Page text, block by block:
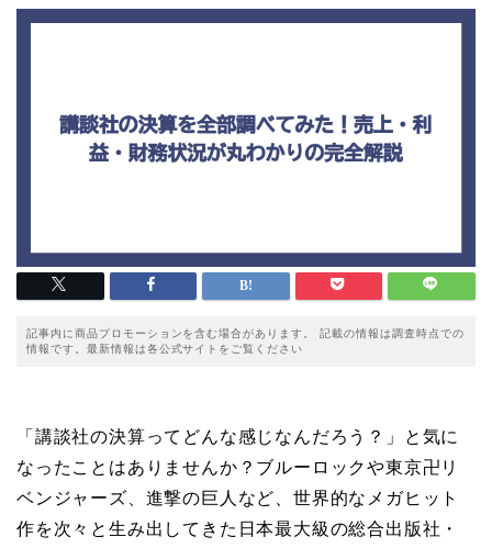
記事内に商品プロモーションを含む場合があります。 記載の情報は調査時点での
情報です。最新情報は各公式サイトをご覧ください
「講談社の決算ってどんな感じなんだろう？」と気に
なったことはありませんか？ブルーロックや東京卍リ
ベンジャーズ、進撃の巨人など、世界的なメガヒット
作を次々と生み出してきた日本最大級の総合出版社・